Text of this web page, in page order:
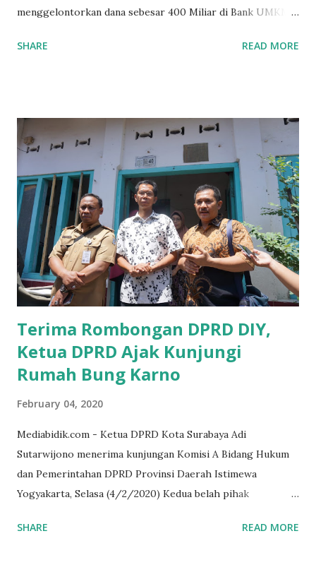
menggelontorkan dana sebesar 400 Miliar di Bank UMKM
UMKM di Jatim. Namun Chusainuddin,S.Sos Anggota Komisi
yang sebenarnya ada dana pinjaman lunak untuk mereka. "
Ketika saya menjalankan Reses di Blitar,Kediri dan
Tulungagung , banyak masyarakat sana tak mengetahui ada
dana pinjaman lunak di Bank UMKM untuk para pelaku
UMKM, karena sebenarnya jika Pemprov serius
memberikan sosialisasi sampai ke tingkat desa,maka saya
yakin masyarakat sangat senang sekali," ucap pria yang
akrab dipanggil Gus Udin tersebut. Apalagi menyambut
MEA, seharusnya pelaku UMKM sudah mengerti kalau ada
dana pinjaman unt...
SHARE READ MORE
Terima Rombongan DPRD DIY,
Ketua DPRD Ajak Kunjungi
Rumah Bung Karno
February 04, 2020
Mediabidik.com - Ketua DPRD Kota Surabaya Adi
Sutarwijono menerima kunjungan Komisi A Bidang Hukum
dan Pemerintahan DPRD Provinsi Daerah Istimewa
Yogyakarta, Selasa (4/2/2020) Kedua belah pihak
memperkuat Demokrasi Pancasila. Turut dalam rombongan
SHARE READ MORE